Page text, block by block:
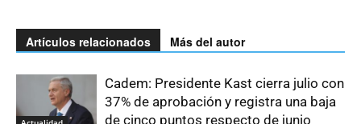
Artículos relacionados Más del autor
Cadem: Presidente Kast cierra julio con
37% de aprobación y registra una baja
de cinco puntos respecto de junio